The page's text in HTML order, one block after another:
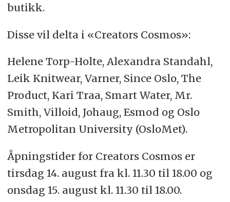
butikk.
Disse vil delta i «Creators Cosmos»:
Helene Torp-Holte, Alexandra Standahl,
Leik Knitwear, Varner, Since Oslo, The
Product, Kari Traa, Smart Water, Mr.
Smith, Villoid, Johaug, Esmod og Oslo
Metropolitan University (OsloMet).
Åpningstider for Creators Cosmos er
tirsdag 14. august fra kl. 11.30 til 18.00 og
onsdag 15. august kl. 11.30 til 18.00.